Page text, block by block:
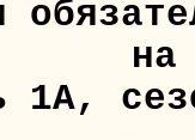
на
1А,